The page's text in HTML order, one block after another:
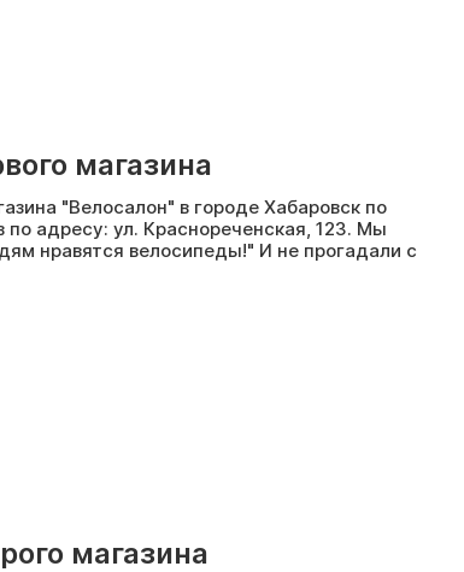
магазина
"Велосалон" в городе Хабаровск по
адресу: ул. Краснореченская, 123. Мы
нравятся велосипеды!" И не прогадали с
магазина